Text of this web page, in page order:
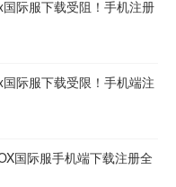
际服下载受阻！手机注册
际服下载受限！手机端注
国际服手机端下载注册全